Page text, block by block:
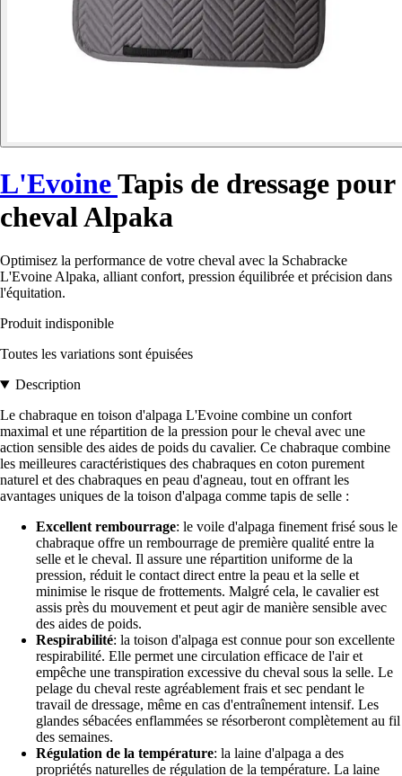
L'EvoineTapis de dressage pour
cheval Alpaka
Optimisez la performance de votre cheval avec la Schabracke
L'Evoine Alpaka, alliant confort, pression équilibrée et précision dans
l'équitation.
Produit indisponible
Toutes les variations sont épuisées
Description
Le chabraque en toison d'alpaga L'Evoine combine un confort
maximal et une répartition de la pression pour le cheval avec une
action sensible des aides de poids du cavalier. Ce chabraque combine
les meilleures caractéristiques des chabraques en coton purement
naturel et des chabraques en peau d'agneau, tout en offrant les
avantages uniques de la toison d'alpaga comme tapis de selle :
Excellent rembourrage: le voile d'alpaga finement frisé sous le
chabraque offre un rembourrage de première qualité entre la
selle et le cheval. Il assure une répartition uniforme de la
pression, réduit le contact direct entre la peau et la selle et
minimise le risque de frottements. Malgré cela, le cavalier est
assis près du mouvement et peut agir de manière sensible avec
des aides de poids.
Respirabilité: la toison d'alpaga est connue pour son excellente
respirabilité. Elle permet une circulation efficace de l'air et
empêche une transpiration excessive du cheval sous la selle. Le
pelage du cheval reste agréablement frais et sec pendant le
travail de dressage, même en cas d'entraînement intensif. Les
glandes sébacées enflammées se résorberont complètement au fil
des semaines.
Régulation de la température: la laine d'alpaga a des
propriétés naturelles de régulation de la température. La laine